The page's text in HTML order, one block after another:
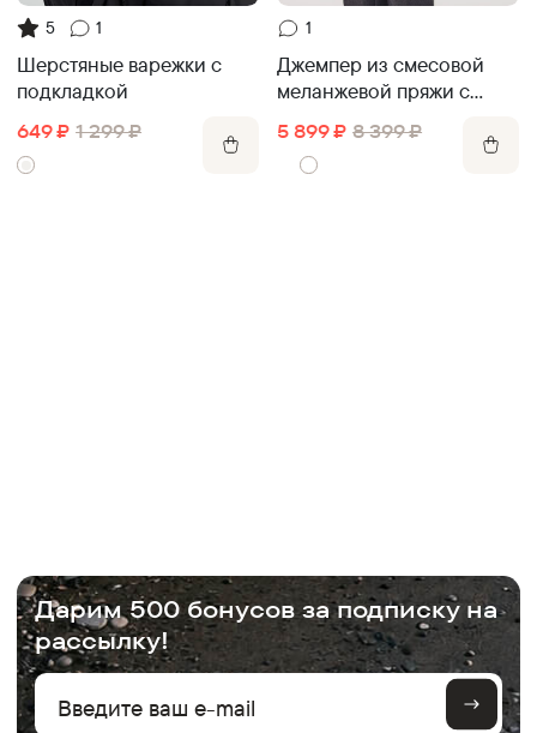
5 1
Шерстяные варежки с
подкладкой
649 ₽ 1 299 ₽
1
Джемпер из смесовой
меланжевой пряжи с
5 899 ₽ 8 399 ₽
Дарим 500 бонусов за подписку на
рассылку!